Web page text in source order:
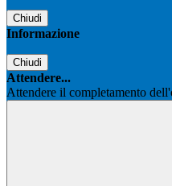
Chiudi
Informazione
Chiudi
Attendere...
Attendere il completamento